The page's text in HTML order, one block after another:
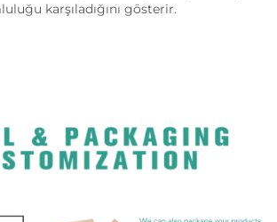
karşıladığını gösterir.